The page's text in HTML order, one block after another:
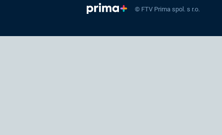
© FTV Prima spol. s r.o.